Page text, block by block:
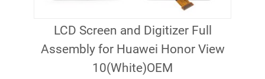
LCD Screen and Digitizer Full
Assembly for Huawei Honor View
10(White)OEM